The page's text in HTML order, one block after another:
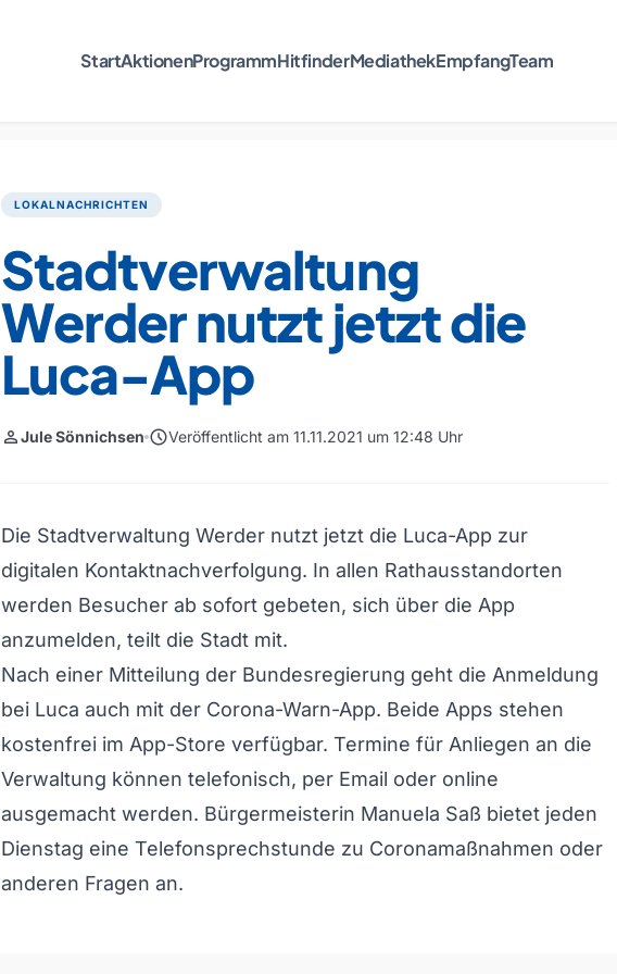
StartAktionenProgrammHitfinderMediathekEmpfangTeam
LOKALNACHRICHTEN
Stadtverwaltung
Werder nutzt jetzt die
Luca-App
personJule Sönnichsen scheduleVeröffentlicht am 11.11.2021 um 12:48 Uhr
Die Stadtverwaltung Werder nutzt jetzt die Luca-App zur
digitalen Kontaktnachverfolgung. In allen Rathausstandorten
werden Besucher ab sofort gebeten, sich über die App
anzumelden, teilt die Stadt mit.
Nach einer Mitteilung der Bundesregierung geht die Anmeldung
bei Luca auch mit der Corona-Warn-App. Beide Apps stehen
kostenfrei im App-Store verfügbar. Termine für Anliegen an die
Verwaltung können telefonisch, per Email oder online
ausgemacht werden. Bürgermeisterin Manuela Saß bietet jeden
Dienstag eine Telefonsprechstunde zu Coronamaßnahmen oder
anderen Fragen an.